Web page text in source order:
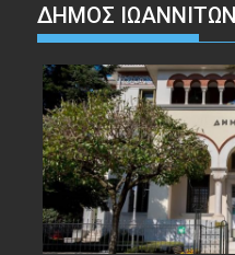
ΔΗΜΟΣ ΙΩΑΝΝΙΤΩΝ